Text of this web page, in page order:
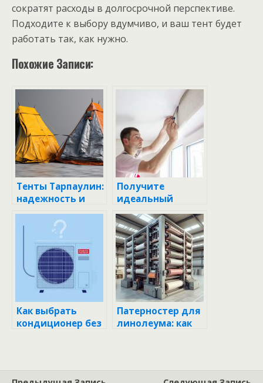
сократят расходы в долгосрочной перспективе.
Подходите к выбору вдумчиво, и ваш тент будет
работать так, как нужно.
Похожие Записи:
Тенты Тарпаулин:
надежность и
универсальность
Получите
идеальный
потолок без
лишних хлопот:
как заказать
натяжной
потолок
Как выбрать
кондиционер без
Патерностер для
линолеума: как